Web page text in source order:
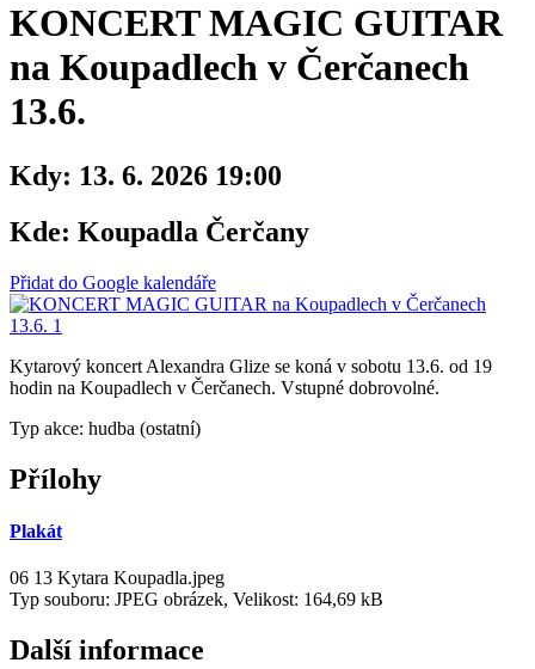
KONCERT MAGIC GUITAR
na Koupadlech v Čerčanech
13.6.
Kdy: 13. 6. 2026 19:00
Kde: Koupadla Čerčany
Přidat do Google kalendáře
Kytarový koncert Alexandra Glize se koná v sobotu 13.6. od 19
hodin na Koupadlech v Čerčanech. Vstupné dobrovolné.
Typ akce: hudba (ostatní)
Přílohy
Plakát
06 13 Kytara Koupadla.jpeg
Typ souboru: JPEG obrázek, Velikost: 164,69 kB
Další informace